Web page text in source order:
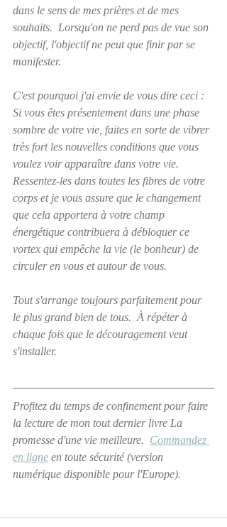
dans le sens de mes prières et de mes
souhaits.  Lorsqu'on ne perd pas de vue son
objectif, l'objectif ne peut que finir par se
manifester.
C'est pourquoi j'ai envie de vous dire ceci :
Si vous êtes présentement dans une phase
sombre de votre vie, faites en sorte de vibrer
très fort les nouvelles conditions que vous
voulez voir apparaître dans votre vie.
Ressentez-les dans toutes les fibres de votre
corps et je vous assure que le changement
que cela apportera à votre champ
énergétique contribuera à débloquer ce
vortex qui empêche la vie (le bonheur) de
circuler en vous et autour de vous.
Tout s'arrange toujours parfaitement pour
le plus grand bien de tous.  À répéter à
chaque fois que le découragement veut
s'installer.
Profitez du temps de confinement pour faire
la lecture de mon tout dernier livre La
promesse d'une vie meilleure. Commandez
en ligne en toute sécurité (version
numérique disponible pour l'Europe).